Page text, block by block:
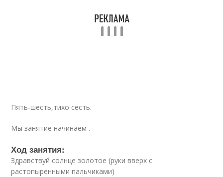
Пять-шесть,тихо сесть.
Мы занятие начинаем .
Ход занятия:
Здравствуй солнце золотое (руки вверх с
растопыренными пальчиками)